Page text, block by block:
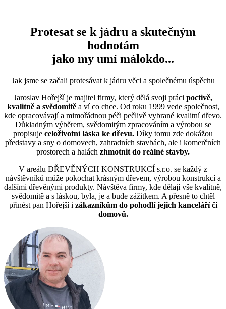
Protesat se k jádru a skutečným
hodnotám
jako my umí málokdo...
Jak jsme se začali protesávat k jádru věci a společnému úspěchu
Jaroslav Hořejší je majitel firmy, který dělá svoji práci poctivě,
kvalitně a svědomitěa ví co chce. Od roku 1999 vede společnost,
kde opracovávají a mimořádnou péči pečlivě vybrané kvalitní dřevo.
Důkladným výběrem, svědomitým zpracováním a výrobou se
propisuje celoživotní láska ke dřevu. Díky tomu zde dokážou
představy a sny o domovech, zahradních stavbách, ale i komerčních
prostorech a halách zhmotnit do reálné stavby.
V areálu DŘEVĚNÝCH KONSTRUKCÍ s.r.o. se každý z
návštěvníků může pokochat krásným dřevem, výrobou konstrukcí a
dalšími dřevěnými produkty. Návštěva firmy, kde dělají vše kvalitně,
svědomitě a s láskou, byla, je a bude zážitkem. A přesně to chtěl
přinést pan Hořejší i zákazníkům do pohodlí jejich kanceláří či
domovů.